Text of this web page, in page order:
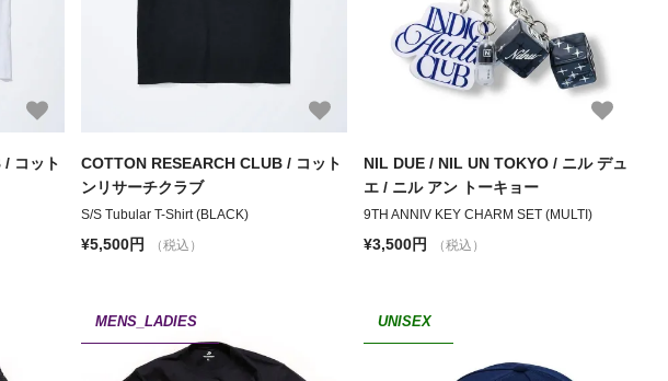
コット
COTTON RESEARCH CLUB / コット
ンリサーチクラブ
S/S Tubular T-Shirt (BLACK)
¥5,500円 （税込）
NIL DUE / NIL UN TOKYO / ニル デュ
エ / ニル アン トーキョー
9TH ANNIV KEY CHARM SET (MULTI)
¥3,500円 （税込）
MENS_LADIES UNISEX